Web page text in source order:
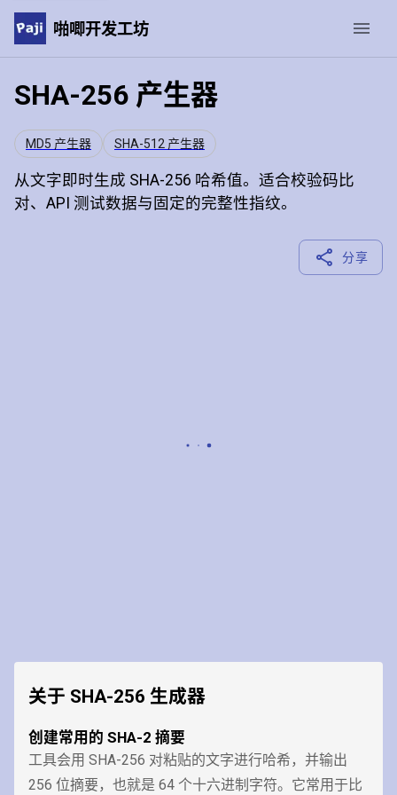
啪唧开发工坊
SHA-256 产生器
MD5 产生器 SHA-512 产生器
从文字即时生成 SHA-256 哈希值。适合校验码比
对、API 测试数据与固定的完整性指纹。
分享
关于 SHA-256 生成器
创建常用的 SHA-2 摘要
工具会用 SHA-256 对粘贴的文字进行哈希，并输出
256 位摘要，也就是 64 个十六进制字符。它常用于比